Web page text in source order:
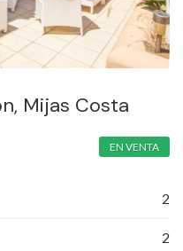
Mijas Costa
EN VENTA
2
2